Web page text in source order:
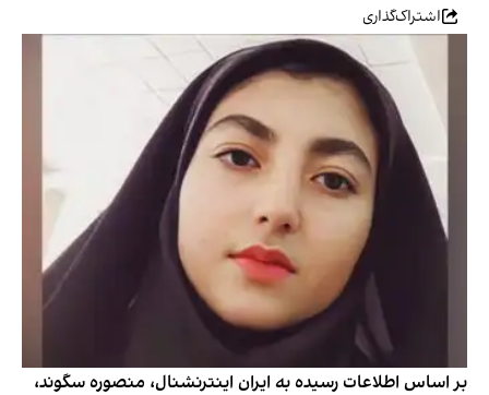
اشتراک‌گذاری
بر اساس اطلاعات رسیده به ایران اینترنشنال، منصوره سگوند،